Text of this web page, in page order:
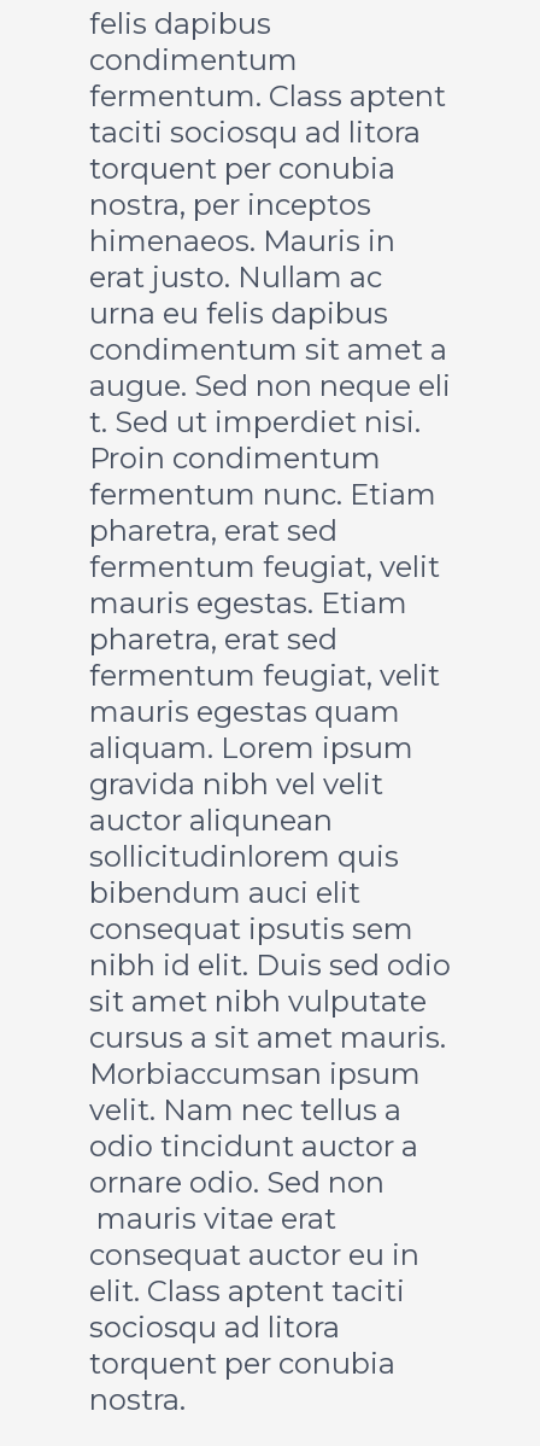
felis dapibus
condimentum
fermentum. Class aptent
taciti sociosqu ad litora
torquent per conubia
nostra, per inceptos
himenaeos. Mauris in
erat justo. Nullam ac
urna eu felis dapibus
condimentum sit amet a
augue. Sed non neque eli
t. Sed ut imperdiet nisi.
Proin condimentum
fermentum nunc. Etiam
pharetra, erat sed
fermentum feugiat, velit
mauris egestas. Etiam
pharetra, erat sed
fermentum feugiat, velit
mauris egestas quam
aliquam. Lorem ipsum
gravida nibh vel velit
auctor aliqunean
sollicitudinlorem quis
bibendum auci elit
consequat ipsutis sem
nibh id elit. Duis sed odio
sit amet nibh vulputate
cursus a sit amet mauris.
Morbiaccumsan ipsum
velit. Nam nec tellus a
odio tincidunt auctor a
ornare odio. Sed non
mauris vitae erat
consequat auctor eu in
elit. Class aptent taciti
sociosqu ad litora
torquent per conubia
nostra.